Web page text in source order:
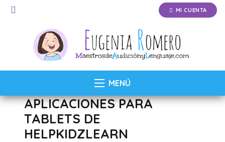
MI CUENTA
MENÚ
APLICACIONES PARA
TABLETS DE
HELPKIDZLEARN